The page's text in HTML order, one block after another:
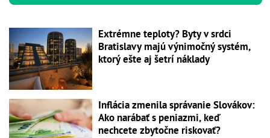
Extrémne teploty? Byty v srdci
Bratislavy majú výnimočný systém,
ktorý ešte aj šetrí náklady
Inflácia zmenila správanie Slovákov:
Ako narábať s peniazmi, keď
nechcete zbytočne riskovať?